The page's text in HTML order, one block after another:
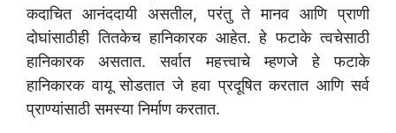
कदाचित आनंददायी असतील, परंतु ते मानव आणि प्राणी
दोघांसाठीही तितकेच हानिकारक आहेत. हे फटाके त्वचेसाठी
हानिकारक असतात. सर्वात महत्त्वाचे म्हणजे हे फटाके
हानिकारक वायू सोडतात जे हवा प्रदूषित करतात आणि सर्व
प्राण्यांसाठी समस्या निर्माण करतात.